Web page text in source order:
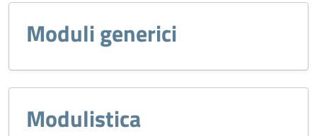
Moduli generici
Modulistica